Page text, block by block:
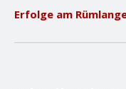
iErfolge am